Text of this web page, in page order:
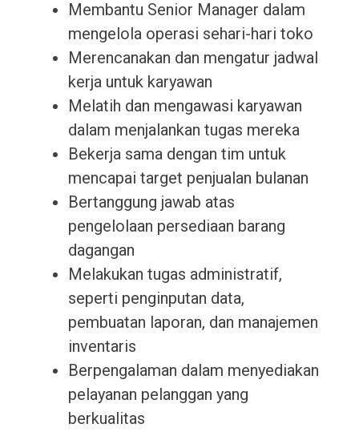
Membantu Senior Manager dalam
mengelola operasi sehari-hari toko
Merencanakan dan mengatur jadwal
kerja untuk karyawan
Melatih dan mengawasi karyawan
dalam menjalankan tugas mereka
Bekerja sama dengan tim untuk
mencapai target penjualan bulanan
Bertanggung jawab atas
pengelolaan persediaan barang
dagangan
Melakukan tugas administratif,
seperti penginputan data,
pembuatan laporan, dan manajemen
inventaris
Berpengalaman dalam menyediakan
pelayanan pelanggan yang
berkualitas